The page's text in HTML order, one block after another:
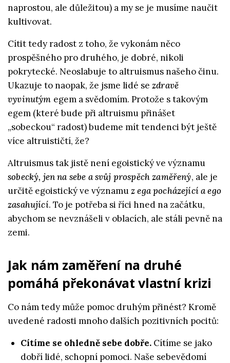
naprostou, ale důležitou) a my se je musíme naučit
kultivovat.
Cítit tedy radost z toho, že vykonám něco
prospěšného pro druhého, je dobré, nikoli
pokrytecké. Neoslabuje to altruismus našeho činu.
Ukazuje to naopak, že jsme lidé se zdravě
vyvinutým egem a svědomím. Protože s takovým
egem (které bude při altruismu přinášet
„sobeckou“ radost) budeme mít tendenci být ještě
více altruističtí, že?
Altruismus tak jistě není egoistický ve významu
sobecký, jen na sebe a svůj prospěch zaměřený, ale je
určitě egoistický ve významuz ega pocházející a ego
zasahující. To je potřeba si říci hned na začátku,
abychom se nevznášeli v oblacích, ale stáli pevně na
zemi.
Jak nám zaměření na druhé
pomáhá překonávat vlastní krizi
Co nám tedy může pomoc druhým přinést? Kromě
uvedené radosti mnoho dalších pozitivních pocitů:
Cítíme se ohledně sebe dobře. Cítíme se jako
dobří lidé, schopní pomoci. Naše sebevědomí